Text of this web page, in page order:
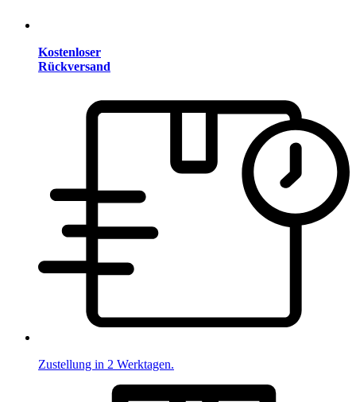
Kostenloser
Rückversand
Zustellung in 2 Werktagen.